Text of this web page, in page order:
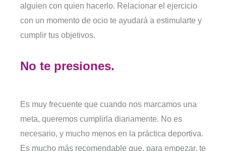
alguien con quien hacerlo. Relacionar el ejercicio
con un momento de ocio te ayudará a estimularte y
cumplir tus objetivos.
No te presiones.
Es muy frecuente que cuando nos marcamos una
meta, queremos cumplirla diariamente. No es
necesario, y mucho menos en la práctica deportiva.
Es mucho más recomendable que, para empezar, te